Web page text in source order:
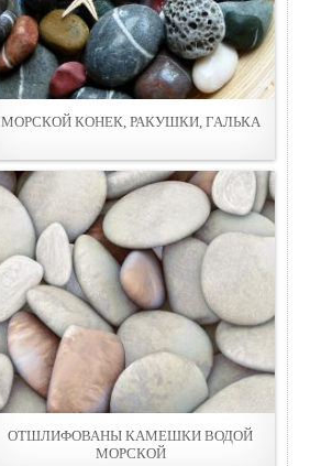
МОРСКОЙ КОНЕК, РАКУШКИ, ГАЛЬКА
ОТШЛИФОВАНЫ КАМЕШКИ ВОДОЙ
МОРСКОЙ